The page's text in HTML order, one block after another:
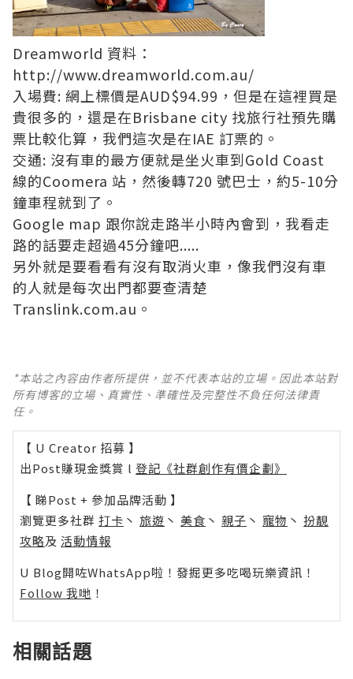
Dreamworld 資料：
http://www.dreamworld.com.au/
入場費: 網上標價是AUD$94.99，但是在這裡買是
貴很多的，還是在Brisbane city 找旅行社預先購
票比較化算，我們這次是在IAE 訂票的。
交通: 沒有車的最方便就是坐火車到Gold Coast
線的Coomera 站，然後轉720 號巴士，約5-10分
鐘車程就到了。
Google map 跟你說走路半小時內會到，我看走
路的話要走超過45分鐘吧.....
另外就是要看看有沒有取消火車，像我們沒有車
的人就是每次出門都要查清楚
Translink.com.au。
*本站之內容由作者所提供，並不代表本站的立場。因此本站對
所有博客的立場、真實性、準確性及完整性不負任何法律責
任。
【 U Creator 招募 】
出Post賺現金獎賞 l 登記《社群創作有價企劃》
【 睇Post + 參加品牌活動 】
瀏覽更多社群 打卡 丶 旅遊 丶 美食 丶 親子 丶 寵物 丶 扮靚
攻略及 活動情報
U Blog開咗WhatsApp啦！發掘更多吃喝玩樂資訊！
Follow 我哋 ！
相關話題